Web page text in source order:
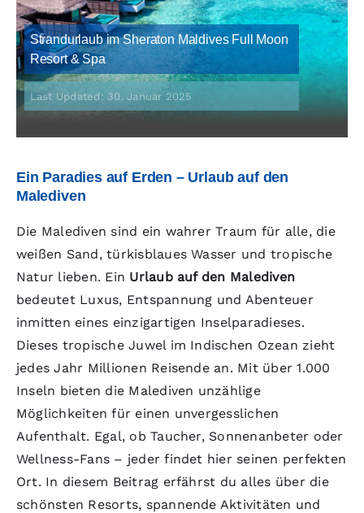
Strandurlaub im Sheraton Maldives Full Moon
Resort & Spa
Last Updated: 30. Januar 2025
Ein Paradies auf Erden – Urlaub auf den
Malediven
Die Malediven sind ein wahrer Traum für alle, die
weißen Sand, türkisblaues Wasser und tropische
Natur lieben. Ein Urlaub auf den Malediven
bedeutet Luxus, Entspannung und Abenteuer
inmitten eines einzigartigen Inselparadieses.
Dieses tropische Juwel im Indischen Ozean zieht
jedes Jahr Millionen Reisende an. Mit über 1.000
Inseln bieten die Malediven unzählige
Möglichkeiten für einen unvergesslichen
Aufenthalt. Egal, ob Taucher, Sonnenanbeter oder
Wellness-Fans – jeder findet hier seinen perfekten
Ort. In diesem Beitrag erfährst du alles über die
schönsten Resorts, spannende Aktivitäten und